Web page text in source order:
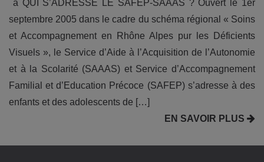
a QUI S’ADRESSE LE SAFEP-SAAAS ? Ouvert le 1er
septembre 2005 dans le cadre du schéma régional « Soins
et Accompagnement en Rhône Alpes pur les Déficients
Visuels », le Service d’Aide à l’Acquisition de l’Autonomie
et à la Scolarité (SAAAS) et Service d’Accompagnement
Familial et d’Education Précoce (SAFEP) s’adresse à des
enfants et des adolescents de […]
EN SAVOIR PLUS